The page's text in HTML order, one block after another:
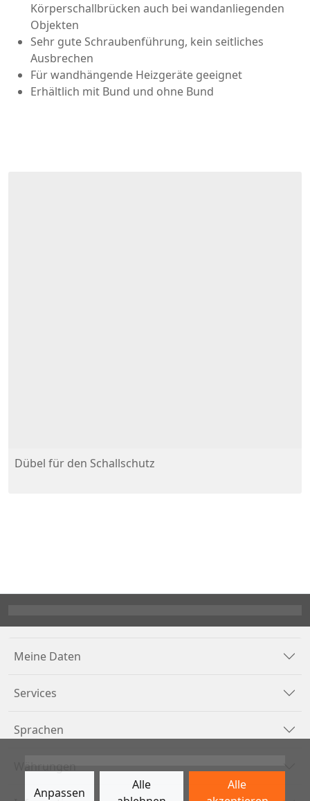
Körperschallbrücken auch bei wandanliegenden
Objekten
Sehr gute Schraubenführung, kein seitliches
Ausbrechen
Für wandhängende Heizgeräte geeignet
Erhältlich mit Bund und ohne Bund
Dübel für den Schallschutz
Meine Daten
Services
Sprachen
Währungen
Anpassen
Alle
Alle